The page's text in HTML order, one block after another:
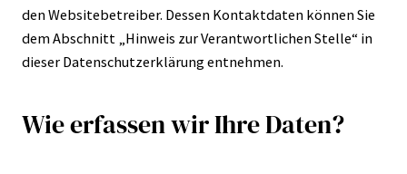
den Websitebetreiber. Dessen Kontaktdaten können Sie
dem Abschnitt „Hinweis zur Verantwortlichen Stelle“ in
dieser Datenschutzerklärung entnehmen.
Wie erfassen wir Ihre Daten?